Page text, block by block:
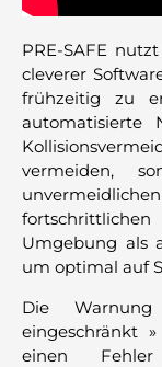
PRE-SAFE
cleverer
frühzeitig zu
automatisierte
vermeiden,
Umgebung als
um optimal auf
Die Warnung
eingeschränkt
einen